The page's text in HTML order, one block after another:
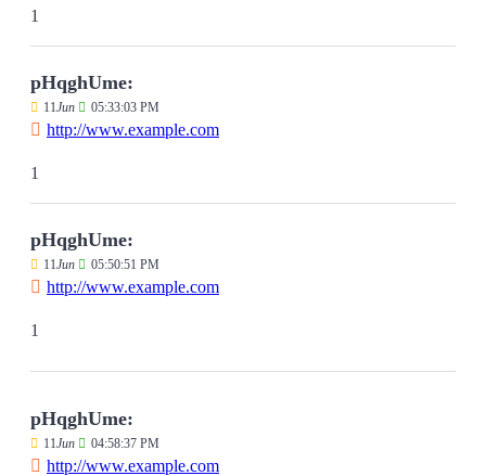
1
pHqghUme:
11Jun 05:33:03 PM
http://www.example.com
1
pHqghUme:
11Jun 05:50:51 PM
http://www.example.com
1
pHqghUme:
11Jun 04:58:37 PM
http://www.example.com